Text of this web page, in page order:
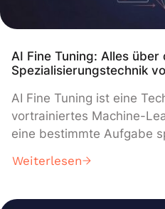
AI Fine Tuning: Alles über
Spezialisierungstechnik
AI Fine Tuning ist eine
vortrainiertes Machine-
eine bestimmte Aufgabe
Technik im Herzen der
sich schnell, sehr schnell.
Weiterlesen